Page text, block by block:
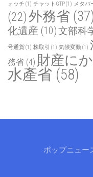
ォッチ (1) チャットGTP(1) メタバ
(22)外務省 (37)
化遺産 (10)文部科
号通貨(1) 株取引 (1) 気候変動(1)
務省 (4) 財産に
水產省 (58)
ポップニュー